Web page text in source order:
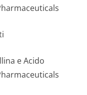
e Acido